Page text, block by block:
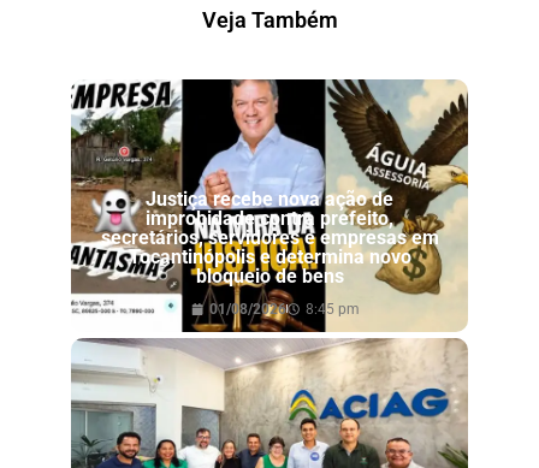
Veja Também
Justiça recebe nova ação de
improbidade contra prefeito,
secretários, servidores e empresas em
Tocantinópolis e determina novo
bloqueio de bens
01/08/2026 8:45 pm